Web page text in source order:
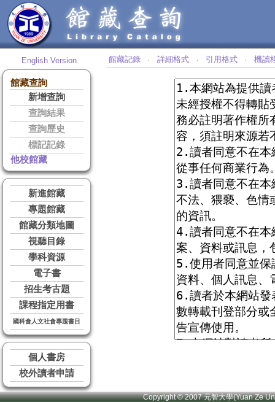
English Version
館藏查詢
新增查詢
查詢結果
查詢歷史
標記記錄
他校館藏
新進館藏
專題館藏
館藏分類地圖
視聽目錄
學科資源
電子書
招生考古題
課程指定用書
國科會人文社會專題書目
個人書房
校外讀者申請
館藏記錄 ‧ 詳細格式 ‧ 引用格式 ‧ 機讀
Copyright © 2007 元智大學(Yuan Ze